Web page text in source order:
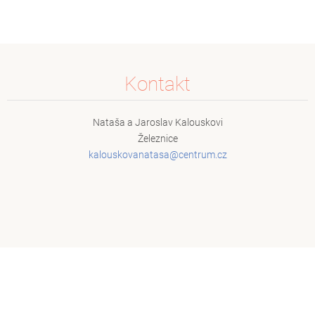
Kontakt
Nataša a Jaroslav Kalouskovi
Železnice
kalouskovanatasa@centrum.cz